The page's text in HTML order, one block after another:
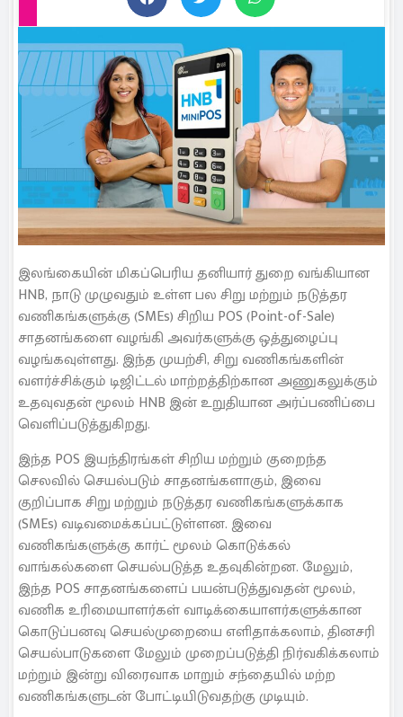
இலங்கையின் மிகப்பெரிய தனியார் துறை வங்கியான
HNB, நாடு முழுவதும் உள்ள பல சிறு மற்றும் நடுத்தர
வணிகங்களுக்கு (SMEs) சிறிய POS (Point-of-Sale)
சாதனங்களை வழங்கி அவர்களுக்கு ஒத்துழைப்பு
வழங்கவுள்ளது. இந்த முயற்சி, சிறு வணிகங்களின்
வளர்ச்சிக்கும் டிஜிட்டல் மாற்றத்திற்கான அணுகலுக்கும்
உதவுவதன் மூலம் HNB இன் உறுதியான அர்ப்பணிப்பை
வெளிப்படுத்துகிறது.
இந்த POS இயந்திரங்கள் சிறிய மற்றும் குறைந்த
செலவில் செயல்படும் சாதனங்களாகும், இவை
குறிப்பாக சிறு மற்றும் நடுத்தர வணிகங்களுக்காக
(SMEs) வடிவமைக்கப்பட்டுள்ளன. இவை
வணிகங்களுக்கு கார்ட் மூலம் கொடுக்கல்
வாங்கல்களை செயல்படுத்த உதவுகின்றன. மேலும்,
இந்த POS சாதனங்களைப் பயன்படுத்துவதன் மூலம்,
வணிக உரிமையாளர்கள் வாடிக்கையாளர்களுக்கான
கொடுப்பனவு செயல்முறையை எளிதாக்கலாம், தினசரி
செயல்பாடுகளை மேலும் முறைப்படுத்தி நிர்வகிக்கலாம்
மற்றும் இன்று விரைவாக மாறும் சந்தையில் மற்ற
வணிகங்களுடன் போட்டியிடுவதற்கு முடியும்.